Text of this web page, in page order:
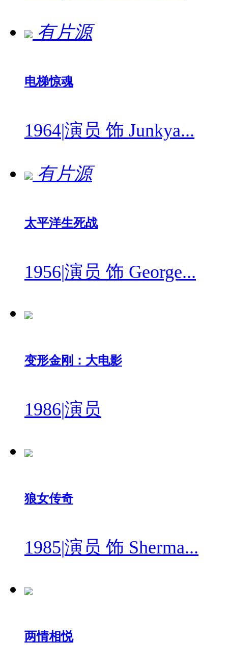
有片源
电梯惊魂
1964|演员 饰 Junkya...
有片源
太平洋生死战
1956|演员 饰 George...
变形金刚：大电影
1986|演员
狼女传奇
1985|演员 饰 Sherma...
两情相悦